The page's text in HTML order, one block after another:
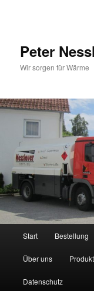
Peter
Wir sorgen für Wärme
Start Bestellung
Über uns
Datenschutz